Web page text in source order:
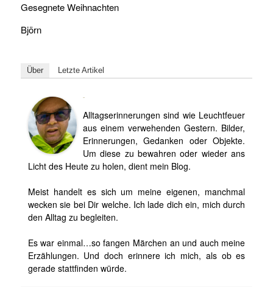
Gesegnete Weihnachten
Björn
Über Letzte Artikel
Alltagserinnerungen sind wie Leuchtfeuer
aus einem verwehenden Gestern. Bilder,
Erinnerungen, Gedanken oder Objekte.
Um diese zu bewahren oder wieder ans
Licht des Heute zu holen, dient mein Blog.
Meist handelt es sich um meine eigenen, manchmal
wecken sie bei Dir welche. Ich lade dich ein, mich durch
den Alltag zu begleiten.
Es war einmal…so fangen Märchen an und auch meine
Erzählungen. Und doch erinnere ich mich, als ob es
gerade stattfinden würde.